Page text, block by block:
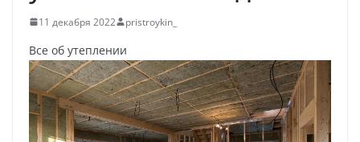
11 декабря 2022 pristroykin_
Все об утеплении